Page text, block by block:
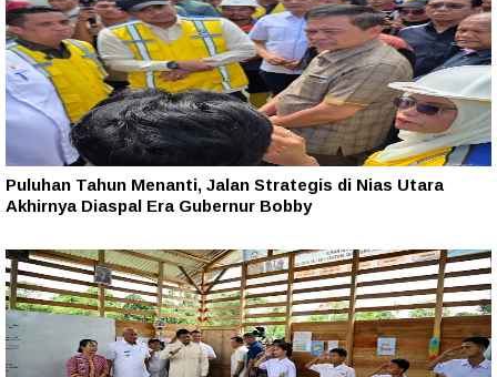
Puluhan Tahun Menanti, Jalan Strategis di Nias Utara
Akhirnya Diaspal Era Gubernur Bobby